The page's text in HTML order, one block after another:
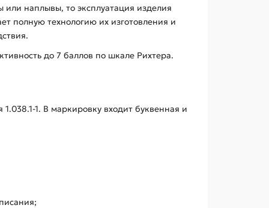
наплывы, то эксплуатация изделия
полную технологию их изготовления и
до 7 баллов по шкале Рихтера.
1. В маркировку входит буквенная и